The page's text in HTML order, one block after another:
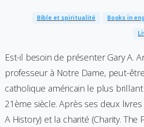
Bible et spiritualité
Books in
Est-il besoin de présenter Gary A.
professeur à Notre Dame, peut-
catholique américain le plus
21ème siècle. Après ses deux
A History) et la charité (Charity. The